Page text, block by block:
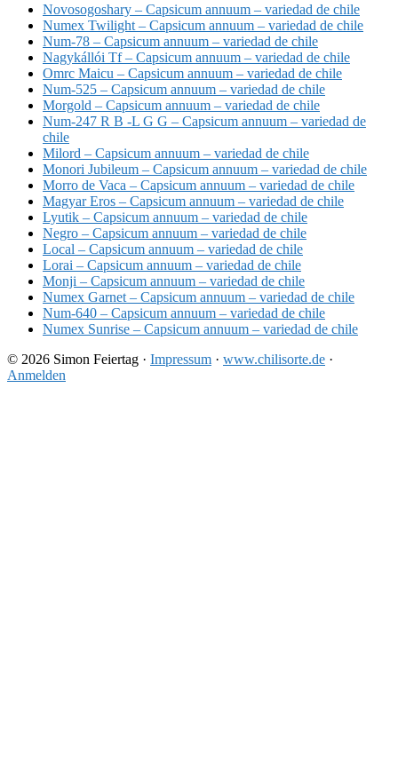
Novosogoshary – Capsicum annuum – variedad de chile
Numex Twilight – Capsicum annuum – variedad de chile
Num-78 – Capsicum annuum – variedad de chile
Nagykállói Tf – Capsicum annuum – variedad de chile
Omrc Maicu – Capsicum annuum – variedad de chile
Num-525 – Capsicum annuum – variedad de chile
Morgold – Capsicum annuum – variedad de chile
Num-247 R B -L G G – Capsicum annuum – variedad de
chile
Milord – Capsicum annuum – variedad de chile
Monori Jubileum – Capsicum annuum – variedad de chile
Morro de Vaca – Capsicum annuum – variedad de chile
Magyar Eros – Capsicum annuum – variedad de chile
Lyutik – Capsicum annuum – variedad de chile
Negro – Capsicum annuum – variedad de chile
Local – Capsicum annuum – variedad de chile
Lorai – Capsicum annuum – variedad de chile
Monji – Capsicum annuum – variedad de chile
Numex Garnet – Capsicum annuum – variedad de chile
Num-640 – Capsicum annuum – variedad de chile
Numex Sunrise – Capsicum annuum – variedad de chile
© 2026 Simon Feiertag · Impressum · www.chilisorte.de ·
Anmelden